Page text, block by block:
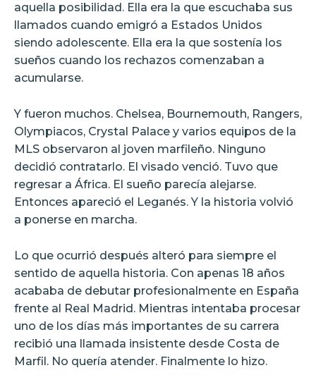
aquella posibilidad. Ella era la que escuchaba sus
llamados cuando emigró a Estados Unidos
siendo adolescente. Ella era la que sostenía los
sueños cuando los rechazos comenzaban a
acumularse.
Y fueron muchos. Chelsea, Bournemouth, Rangers,
Olympiacos, Crystal Palace y varios equipos de la
MLS observaron al joven marfileño. Ninguno
decidió contratarlo. El visado venció. Tuvo que
regresar a África. El sueño parecía alejarse.
Entonces apareció el Leganés. Y la historia volvió
a ponerse en marcha.
Lo que ocurrió después alteró para siempre el
sentido de aquella historia. Con apenas 18 años
acababa de debutar profesionalmente en España
frente al Real Madrid. Mientras intentaba procesar
uno de los días más importantes de su carrera
recibió una llamada insistente desde Costa de
Marfil. No quería atender. Finalmente lo hizo.